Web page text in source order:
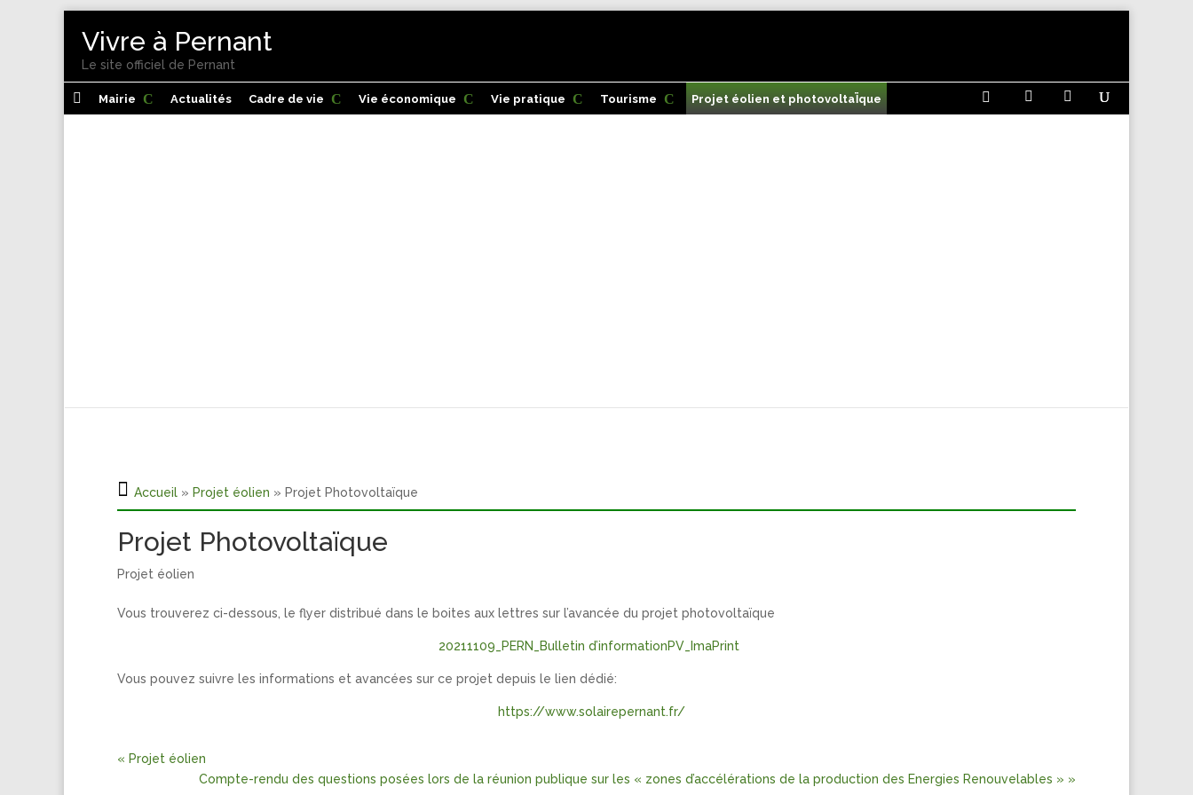
Vivre à Pernant
Le site officiel de Pernant
 Mairie Actualités Cadre de vie Vie économique Vie pratique Tourisme Projet éolien et photovoltaÏque 


Accueil » Projet éolien » Projet Photovoltaïque
Projet Photovoltaïque
Projet éolien
Vous trouverez ci-dessous, le flyer distribué dans le boites aux lettres sur l’avancée du projet photovoltaïque
20211109_PERN_Bulletin d’informationPV_ImaPrint
Vous pouvez suivre les informations et avancées sur ce projet depuis le lien dédié:
https://www.solairepernant.fr/
« Projet éolien
Compte-rendu des questions posées lors de la réunion publique sur les « zones d’accélérations de la production des Energies Renouvelables » »